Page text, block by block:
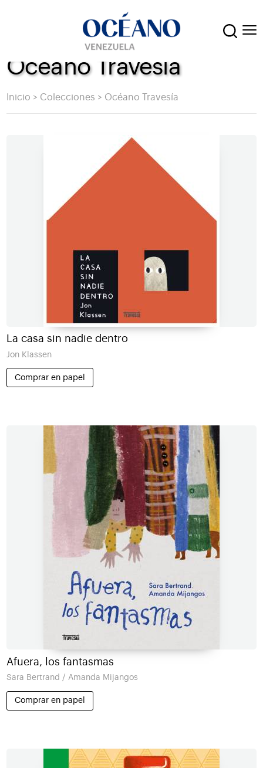
Océano Travesía
Inicio > Colecciones > Océano Travesía
La casa sin nadie dentro
Jon Klassen
Comprar en papel
Afuera, los fantasmas
Sara Bertrand / Amanda Mijangos
Comprar en papel